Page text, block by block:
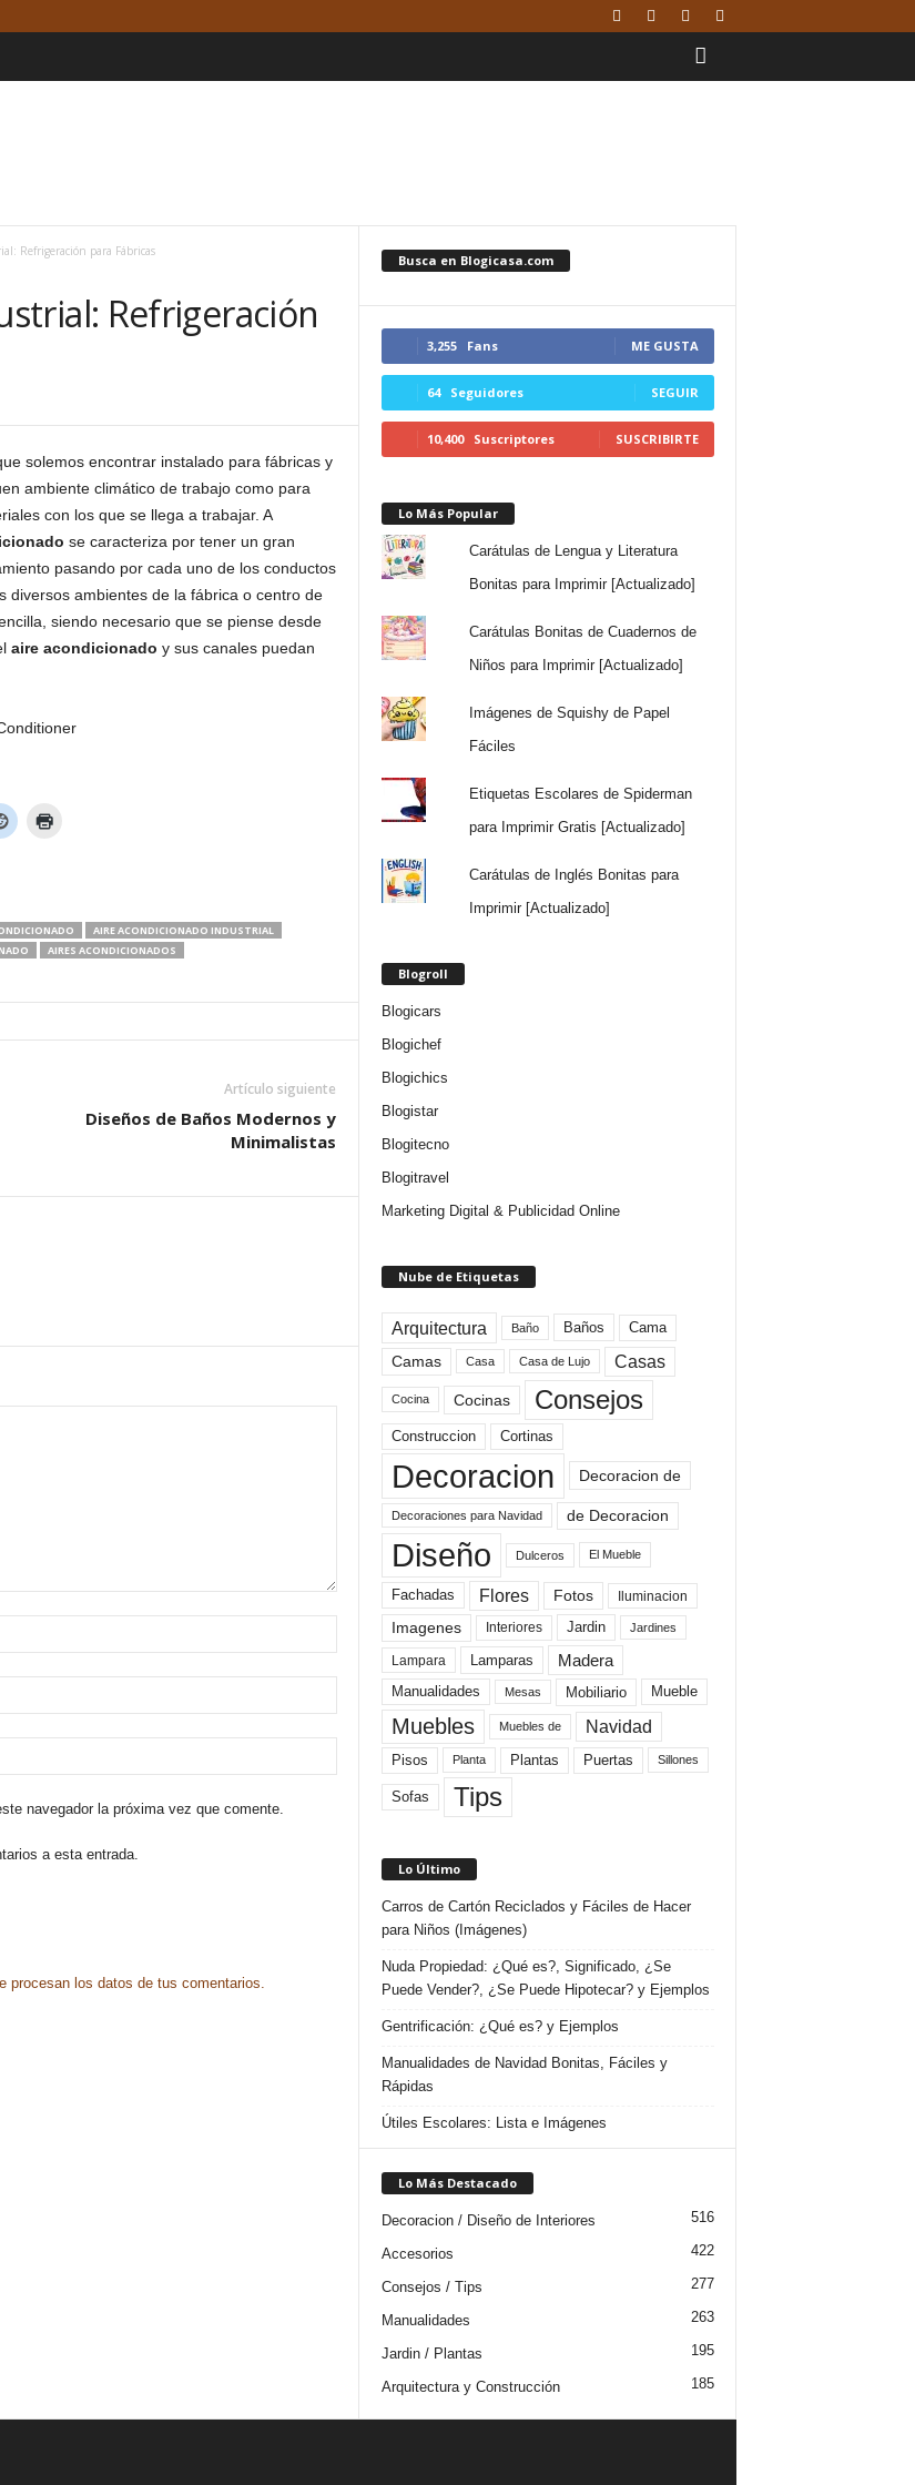
Refrigeración para Fábricas
Refrigeración
solemos encontrar instalado para fábricas y
ambiente climático de trabajo como para
con los que se llega a trabajar. A
se caracteriza por tener un gran
pasando por cada uno de los conductos
diversos ambientes de la fábrica o centro de
siendo necesario que se piense desde
aire acondicionado y sus canales puedan
AIRE ACONDICIONADO INDUSTRIAL
AIRES ACONDICIONADOS
Artículo siguiente
Diseños de Baños Modernos y
Minimalistas
navegador la próxima vez que comente.
a esta entrada.
procesan los datos de tus comentarios.
Busca en Blogicasa.com
3,255 Fans ME GUSTA
64 Seguidores SEGUIR
10,400 Suscriptores SUSCRIBIRTE
Lo Más Popular
Carátulas de Lengua y Literatura
Bonitas para Imprimir [Actualizado]
Carátulas Bonitas de Cuadernos de
Niños para Imprimir [Actualizado]
Imágenes de Squishy de Papel
Fáciles
Etiquetas Escolares de Spiderman
para Imprimir Gratis [Actualizado]
Carátulas de Inglés Bonitas para
Imprimir [Actualizado]
Blogroll
Blogicars
Blogichef
Blogichics
Blogistar
Blogitecno
Blogitravel
Marketing Digital & Publicidad Online
Nube de Etiquetas
Arquitectura Baño Baños Cama
Camas Casa Casa de Lujo Casas
Cocina Cocinas Consejos
Construccion Cortinas
Decoracion Decoracion de
Decoraciones para Navidad de Decoracion
Diseño Dulceros El Mueble
Fachadas Flores Fotos Iluminacion
Imagenes Interiores Jardin Jardines
Lampara Lamparas Madera
Manualidades Mesas Mobiliario Mueble
Muebles Muebles de Navidad
Pisos Planta Plantas Puertas Sillones
Sofas Tips
Lo Último
Carros de Cartón Reciclados y Fáciles de Hacer
para Niños (Imágenes)
Nuda Propiedad: ¿Qué es?, Significado, ¿Se
Puede Vender?, ¿Se Puede Hipotecar? y Ejemplos
Gentrificación: ¿Qué es? y Ejemplos
Manualidades de Navidad Bonitas, Fáciles y
Rápidas
Útiles Escolares: Lista e Imágenes
Lo Más Destacado
Decoracion / Diseño de Interiores 516
Accesorios 422
Consejos / Tips 277
Manualidades 263
Jardin / Plantas 195
Arquitectura y Construcción 185